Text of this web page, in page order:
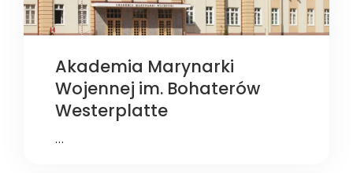
Akademia Marynarki
Wojennej im. Bohaterów
Westerplatte
…